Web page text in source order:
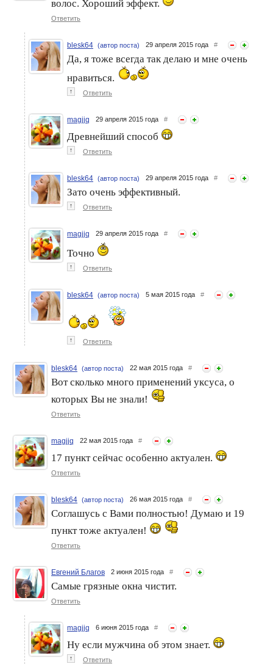
волос. Хороший эффект.
Ответить
blesk64 (автор поста) 29 апреля 2015 года #
Да, я тоже всегда так делаю и мне очень
нравиться.
↑ Ответить
magjjq 29 апреля 2015 года #
Древнейший способ
↑ Ответить
blesk64 (автор поста) 29 апреля 2015 года #
Зато очень эффективный.
↑ Ответить
magjjq 29 апреля 2015 года #
Точно
↑ Ответить
blesk64 (автор поста) 5 мая 2015 года #
↑ Ответить
blesk64 (автор поста) 22 мая 2015 года #
Вот сколько много применений уксуса, о
которых Вы не знали!
Ответить
magjjq 22 мая 2015 года #
17 пункт сейчас особенно актуален.
Ответить
blesk64 (автор поста) 26 мая 2015 года #
Соглашусь с Вами полностью! Думаю и 19
пункт тоже актуален!
Ответить
Евгений Благов 2 июня 2015 года #
Самые грязные окна чистит.
Ответить
magjjq 6 июня 2015 года #
Ну если мужчина об этом знает.
↑ Ответить